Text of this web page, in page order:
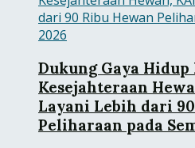
Dukung Gaya
Kesejahteraan
Layani Lebih dari
Peliharaan pada